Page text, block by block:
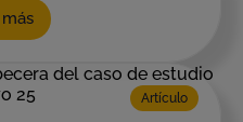
Artículo